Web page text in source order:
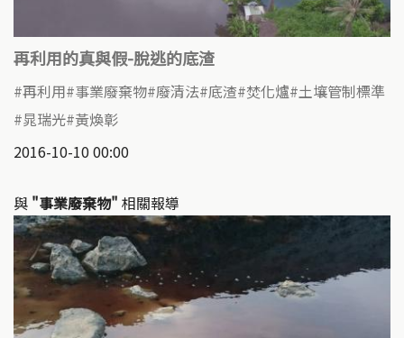
再利用的真與假-脫逃的底渣
再利用 事業廢棄物 廢清法 底渣 焚化爐 土壤管制標準
晁瑞光 黃煥彰
2016-10-10 00:00
與 "事業廢棄物" 相關報導